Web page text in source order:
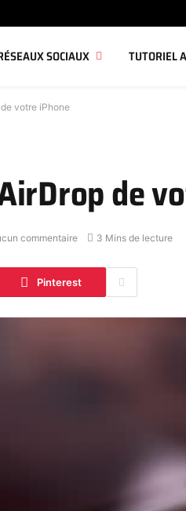
SOCIAUX TUTORIEL
votre iPhone
de
commentaire 3 Mins de lecture
Pinterest